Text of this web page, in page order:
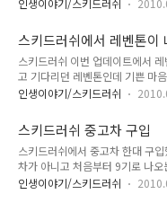
야기/스키드러쉬] - 스키드러쉬
맵에서 볼 수 있듯이 공항은 삼각
글 어스에..
클래식한 면을 가지고 있으면서
차죠 ^^ 아래 이미지 몇장을 살펴
을 겁니다. ^^ 실제로 쿠페 스타
정도 봤는데 그 포스는 장난이 아
타보기 힘든 차, 스키드러쉬에서
인생이야기/스키드러쉬
스키드러쉬에서 레벤톤이
스키드러쉬 이번 업데이트에서
고 기다리던 레벤톤인데 기쁜 마
냥 사는게 아니라 뽑기 식으로 구
그런대로 괜찮게 나왔네요. 성능
몰아 봐야 겠습니다. ㅎ 아래는 레
인생이야기/스키드러쉬
스키드러쉬 중고차 구입
스키드러쉬에서 중고차 한대 구
차가 아니고 처음부터 9기로 나오
Natura(Porsche Carrera GT)를
인생이야기/스키드러쉬